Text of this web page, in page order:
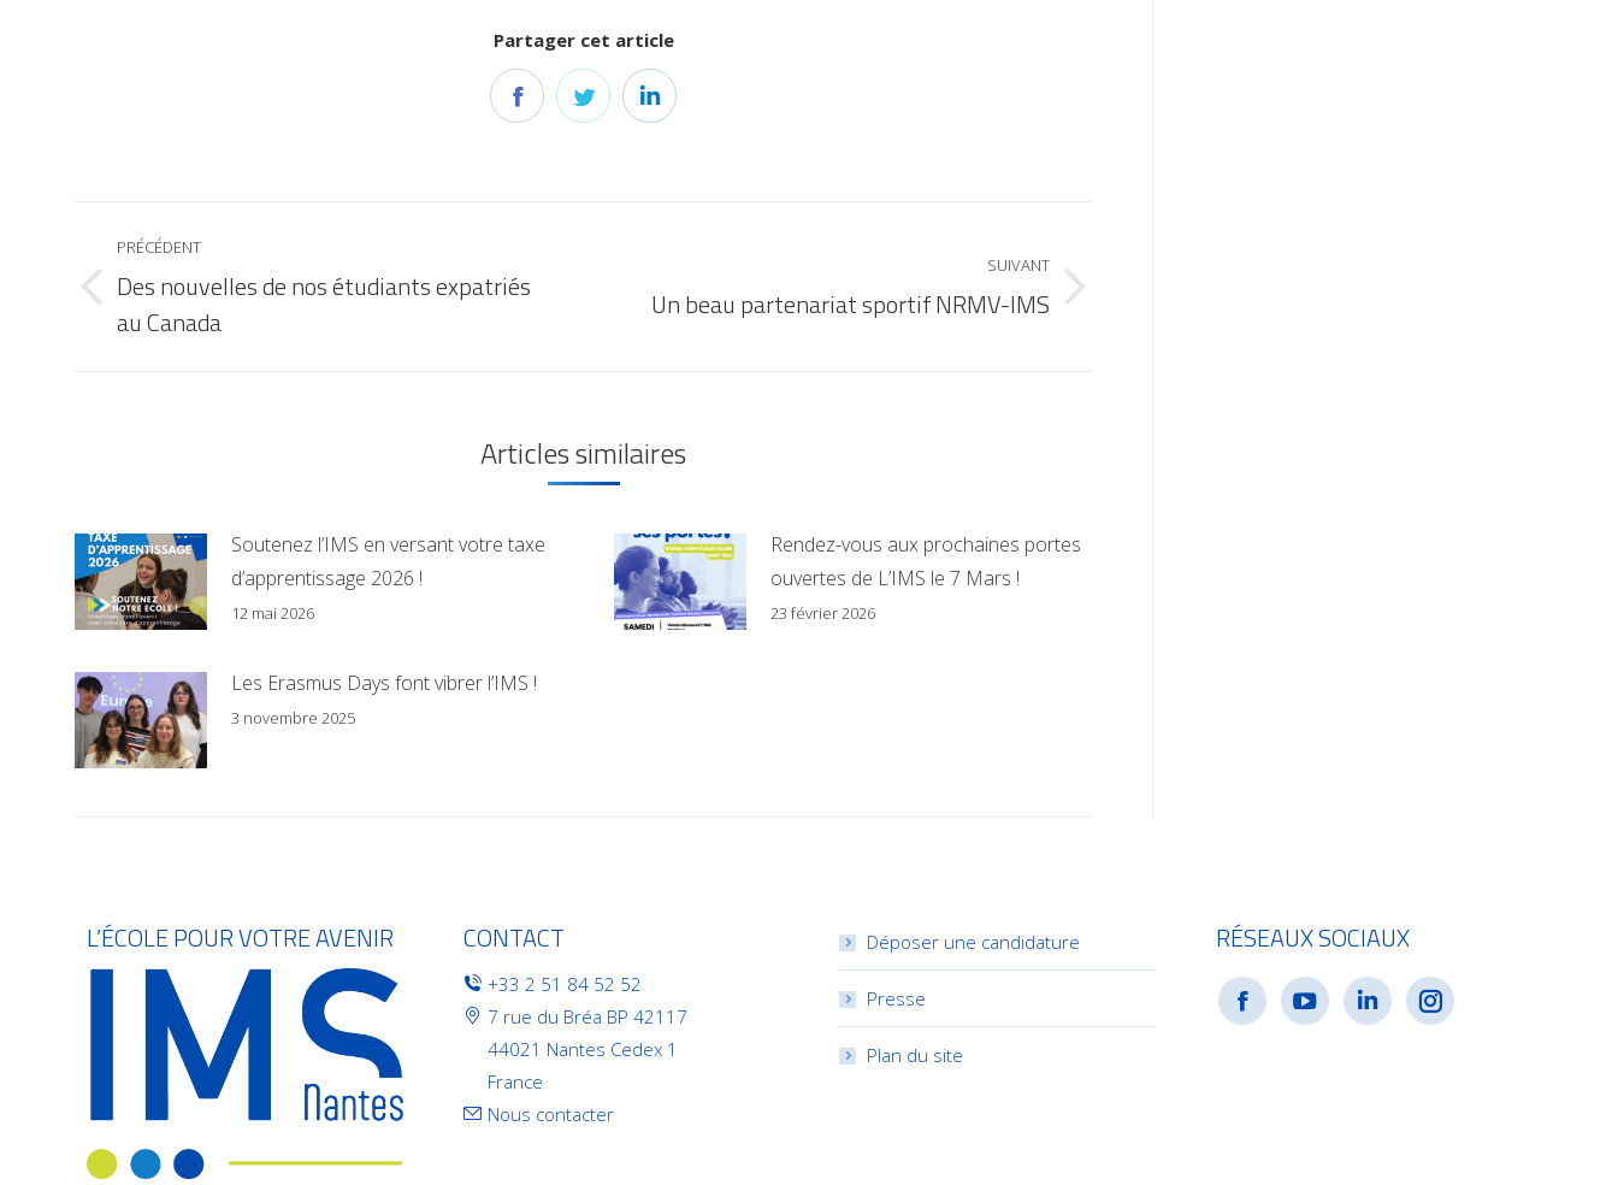
Partager cet article
PRÉCÉDENT
Des nouvelles de nos étudiants expatriés
au Canada
SUIVANT
Un beau partenariat sportif NRMV-IMS
Articles similaires
Soutenez l’IMS en versant votre taxe
d’apprentissage 2026 !
12 mai 2026
Rendez-vous aux prochaines portes
ouvertes de L’IMS le 7 Mars !
23 février 2026
Les Erasmus Days font vibrer l’IMS !
3 novembre 2025
L’ÉCOLE POUR VOTRE AVENIR CONTACT
+33 2 51 84 52 52
7 rue du Bréa BP 42117
44021 Nantes Cedex 1
France
Nous contacter
Déposer une candidature
Presse
Plan du site
RÉSEAUX SOCIAUX